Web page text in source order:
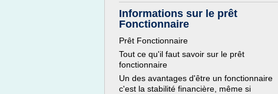
Informations sur le prêt
Fonctionnaire
Prêt Fonctionnaire
Tout ce qu'il faut savoir sur le prêt
fonctionnaire
Un des avantages d'être un fonctionnaire
c'est la stabilité financière, même si